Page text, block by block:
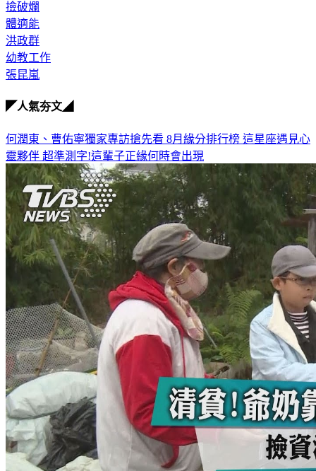
淘寶
撿破爛
體適能
洪政群
幼教工作
何潤東、曹佑寧獨家專訪搶先看8月緣分排行榜 這星座遇見心
靈夥伴超準測字!這輩子正緣何時會出現